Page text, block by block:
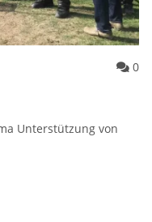
0
Unterstützung von